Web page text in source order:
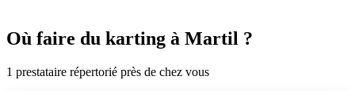
Où faire du karting à Martil ?
1 prestataire répertorié près de chez vous